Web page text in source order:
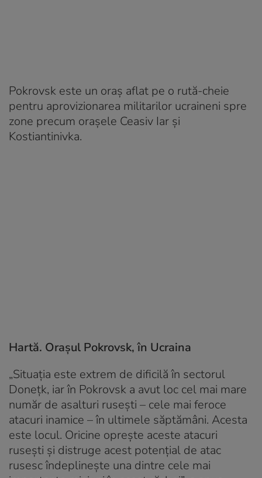
Pokrovsk este un oraș aflat pe o rută-cheie
pentru aprovizionarea militarilor ucraineni spre
zone precum oraşele Ceasiv Iar şi
Kostiantinivka.
Hartă. Orașul Pokrovsk, în Ucraina
„Situaţia este extrem de dificilă în sectorul
Doneţk, iar în Pokrovsk a avut loc cel mai mare
număr de asalturi ruseşti – cele mai feroce
atacuri inamice – în ultimele săptămâni. Acesta
este locul. Oricine opreşte aceste atacuri
ruseşti şi distruge acest potenţial de atac
rusesc îndeplineşte una dintre cele mai